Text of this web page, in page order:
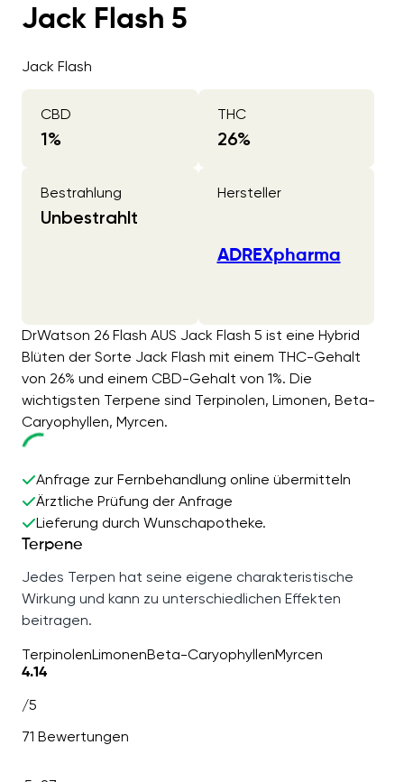
Jack Flash 5
Jack Flash
CBD
1%
THC
26%
Bestrahlung
Unbestrahlt
Hersteller
ADREXpharma
DrWatson 26 Flash AUS Jack Flash 5 ist eine Hybrid
Blüten der Sorte Jack Flash mit einem THC-Gehalt
von 26% und einem CBD-Gehalt von 1%. Die
wichtigsten Terpene sind Terpinolen, Limonen, Beta-
Caryophyllen, Myrcen.
Anfrage zur Fernbehandlung online übermitteln
Ärztliche Prüfung der Anfrage
Lieferung durch Wunschapotheke.
Terpene
Jedes Terpen hat seine eigene charakteristische
Wirkung und kann zu unterschiedlichen Effekten
beitragen.
TerpinolenLimonenBeta-CaryophyllenMyrcen
4.14
/5
71 Bewertungen